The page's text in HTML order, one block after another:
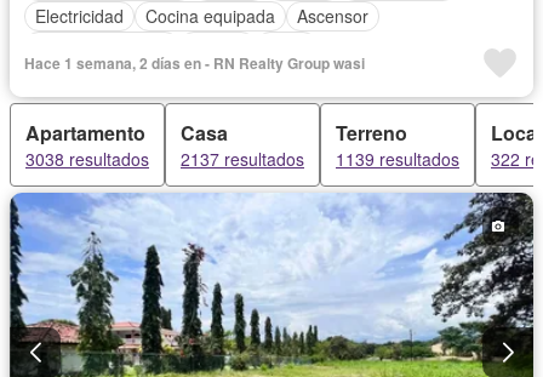
Electricidad
Cocina equipada
Ascensor
Hace 1 semana, 2 días en - RN Realty Group wasi
Apartamento
3038 resultados
Casa
2137 resultados
Terreno
1139 resultados 322